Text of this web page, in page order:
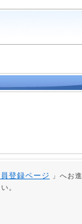
登録ページ
」へお進
。